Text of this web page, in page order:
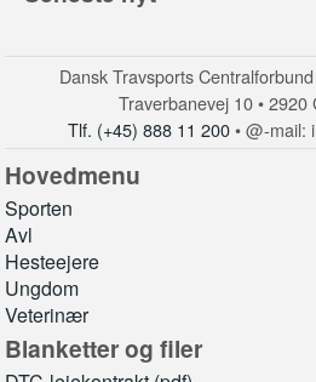
Dansk Travsports
Traverbanevej 10 • 2920
Tlf. (+45) 888 11 200• @-mail:
Hovedmenu
Sporten
Avl
Hesteejere
Ungdom
Veterinær
Blanketter og filer